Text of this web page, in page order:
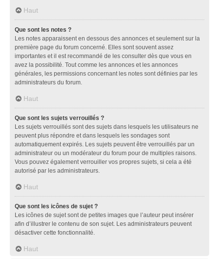
Haut
Que sont les notes ?
Les notes apparaissent en dessous des annonces et seulement sur la
première page du forum concerné. Elles sont souvent assez
importantes et il est recommandé de les consulter dès que vous en
avez la possibilité. Tout comme les annonces et les annonces
générales, les permissions concernant les notes sont définies par les
administrateurs du forum.
Haut
Que sont les sujets verrouillés ?
Les sujets verrouillés sont des sujets dans lesquels les utilisateurs ne
peuvent plus répondre et dans lesquels les sondages sont
automatiquement expirés. Les sujets peuvent être verrouillés par un
administrateur ou un modérateur du forum pour de multiples raisons.
Vous pouvez également verrouiller vos propres sujets, si cela a été
autorisé par les administrateurs.
Haut
Que sont les icônes de sujet ?
Les icônes de sujet sont de petites images que l’auteur peut insérer
afin d’illustrer le contenu de son sujet. Les administrateurs peuvent
désactiver cette fonctionnalité.
Haut